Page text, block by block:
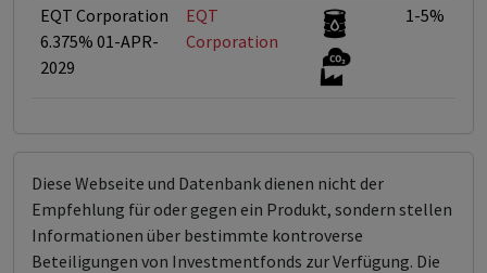
EQT Corporation
6.375% 01-APR-
2029
EQT
Corporation
1-5%
Diese Webseite und Datenbank dienen nicht der
Empfehlung für oder gegen ein Produkt, sondern stellen
Informationen über bestimmte kontroverse
Beteiligungen von Investmentfonds zur Verfügung. Die